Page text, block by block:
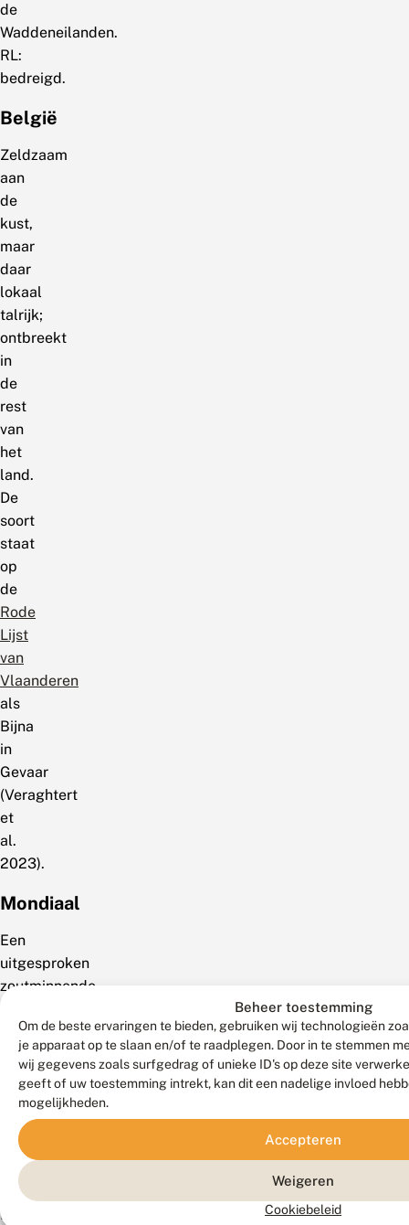
Beheer toestemming
Om de beste ervaringen te bieden, gebruiken wij technologieën
je apparaat op te slaan en/of te raadplegen. Door in te stemmen
wij gegevens zoals surfgedrag of unieke ID's op deze site
geeft of uw toestemming intrekt, kan dit een nadelige invloed
mogelijkheden.
Accepteren
Weigeren
Cookiebeleid
de
Waddeneilanden.
RL:
bedreigd.
België
Zeldzaam
aan
de
kust,
maar
daar
lokaal
talrijk;
ontbreekt
in
de
rest
van
het
land.
De
soort
staat
op
de
Rode
Lijst
van
Vlaanderen
als
Bijna
in
Gevaar
(Veraghtert
et
al.
2023).
Mondiaal
Een
uitgesproken
zoutminnende
die
beperkt
Noordwest-
Afrika
West-
Europa.